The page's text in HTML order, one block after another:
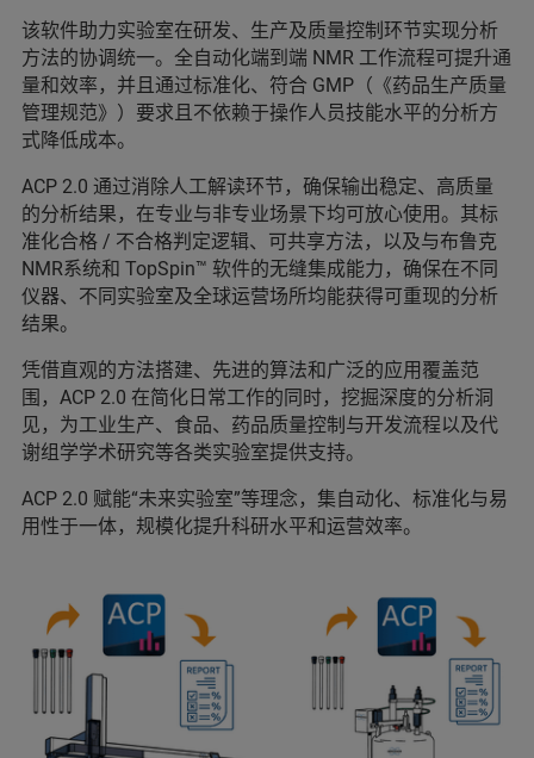
该软件助力实验室在研发、生产及质量控制环节实现分析
方法的协调统一。全自动化端到端 NMR 工作流程可提升通
量和效率，并且通过标准化、符合 GMP（《药品生产质量
管理规范》）要求且不依赖于操作人员技能水平的分析方
式降低成本。
ACP 2.0 通过消除人工解读环节，确保输出稳定、高质量
的分析结果，在专业与非专业场景下均可放心使用。其标
准化合格 / 不合格判定逻辑、可共享方法，以及与布鲁克
NMR系统和 TopSpin™ 软件的无缝集成能力，确保在不同
仪器、不同实验室及全球运营场所均能获得可重现的分析
结果。
凭借直观的方法搭建、先进的算法和广泛的应用覆盖范
围，ACP 2.0 在简化日常工作的同时，挖掘深度的分析洞
见，为工业生产、食品、药品质量控制与开发流程以及代
谢组学学术研究等各类实验室提供支持。
ACP 2.0 赋能“未来实验室”等理念，集自动化、标准化与易
用性于一体，规模化提升科研水平和运营效率。